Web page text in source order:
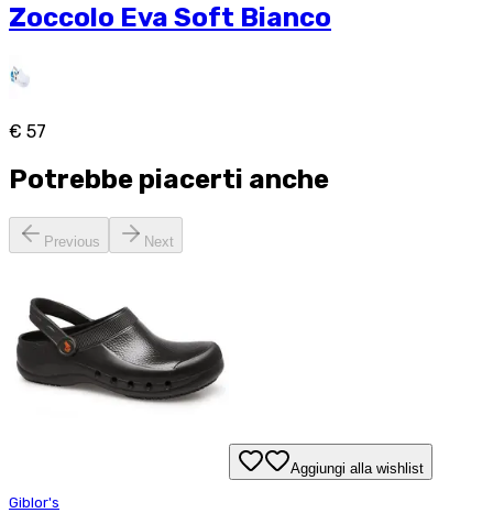
Zoccolo Eva Soft Bianco
€ 57
Potrebbe piacerti anche
Previous Next
Aggiungi alla wishlist
Giblor's